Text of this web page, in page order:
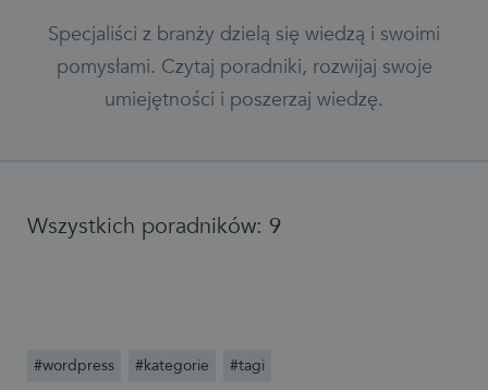
Specjaliści z branży dzielą się wiedzą i swoimi
pomysłami. Czytaj poradniki, rozwijaj swoje
umiejętności i poszerzaj wiedzę.
Wszystkich poradników: 9
#wordpress #kategorie #tagi